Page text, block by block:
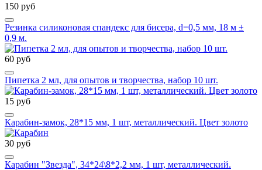
150 руб
Резинка силиконовая спандекс для бисера, d=0,5 мм, 18 м ±
0,9 м.
60 руб
Пипетка 2 мл, для опытов и творчества, набор 10 шт.
15 руб
Карабин-замок, 28*15 мм, 1 шт, металлический. Цвет золото
30 руб
Карабин "Звезда", 34*24\8*2,2 мм, 1 шт, металлический.